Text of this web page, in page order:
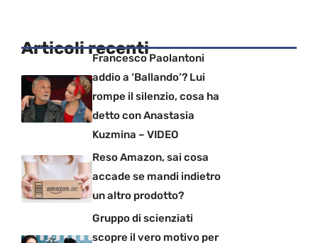
Articoli recentiFrancesco Paolantoni
addio a ‘Ballando’? Lui
rompe il silenzio, cosa ha
detto con Anastasia
Kuzmina – VIDEO
Reso Amazon, sai cosa
accade se mandi indietro
un altro prodotto?
Gruppo di scienziati
scopre il vero motivo per